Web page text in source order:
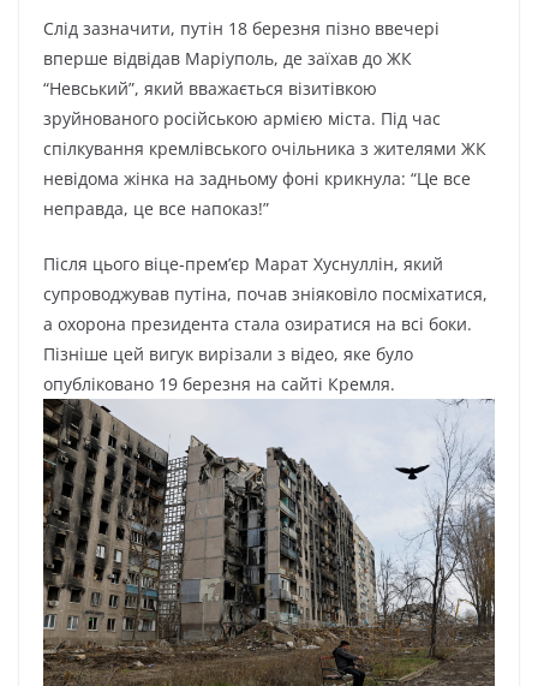
Слід зазначити, путін 18 березня пізно ввечері
вперше відвідав Маріуполь, де заїхав до ЖК
“Невський”, який вважається візитівкою
зруйнованого російською армією міста. Під час
спілкування кремлівського очільника з жителями ЖК
невідома жінка на задньому фоні крикнула: “Це все
неправда, це все напоказ!”
Після цього віце-прем’єр Марат Хуснуллін, який
супроводжував путіна, почав зніяковіло посміхатися,
а охорона президента стала озиратися на всі боки.
Пізніше цей вигук вирізали з відео, яке було
опубліковано 19 березня на сайті Кремля.